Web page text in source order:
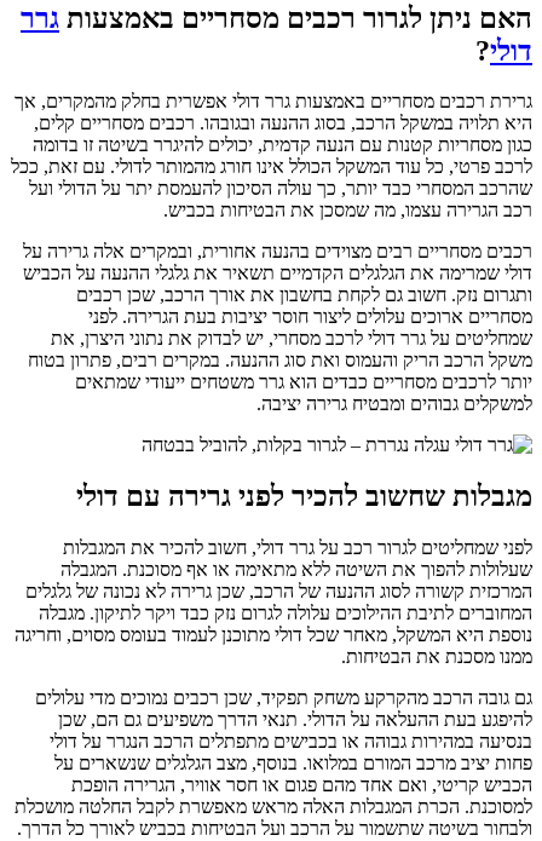
האם ניתן לגרור רכבים מסחריים באמצעות גרר
דולי?
גרירת רכבים מסחריים באמצעות גרר דולי אפשרית בחלק מהמקרים, אך
היא תלויה במשקל הרכב, בסוג ההנעה ובגובהו. רכבים מסחריים קלים,
כגון מסחריות קטנות עם הנעה קדמית, יכולים להיגרר בשיטה זו בדומה
לרכב פרטי, כל עוד המשקל הכולל אינו חורג מהמותר לדולי. עם זאת, ככל
שהרכב המסחרי כבד יותר, כך עולה הסיכון להעמסת יתר על הדולי ועל
רכב הגרירה עצמו, מה שמסכן את הבטיחות בכביש.
רכבים מסחריים רבים מצוידים בהנעה אחורית, ובמקרים אלה גרירה על
דולי שמרימה את הגלגלים הקדמיים תשאיר את גלגלי ההנעה על הכביש
ותגרום נזק. חשוב גם לקחת בחשבון את אורך הרכב, שכן רכבים
מסחריים ארוכים עלולים ליצור חוסר יציבות בעת הגרירה. לפני
שמחליטים על גרר דולי לרכב מסחרי, יש לבדוק את נתוני היצרן, את
משקל הרכב הריק והעמוס ואת סוג ההנעה. במקרים רבים, פתרון בטוח
יותר לרכבים מסחריים כבדים הוא גרר משטחים ייעודי שמתאים
למשקלים גבוהים ומבטיח גרירה יציבה.
מגבלות שחשוב להכיר לפני גרירה עם דולי
לפני שמחליטים לגרור רכב על גרר דולי, חשוב להכיר את המגבלות
שעלולות להפוך את השיטה ללא מתאימה או אף מסוכנת. המגבלה
המרכזית קשורה לסוג ההנעה של הרכב, שכן גרירה לא נכונה של גלגלים
המחוברים לתיבת ההילוכים עלולה לגרום נזק כבד ויקר לתיקון. מגבלה
נוספת היא המשקל, מאחר שכל דולי מתוכנן לעמוד בעומס מסוים, וחריגה
ממנו מסכנת את הבטיחות.
גם גובה הרכב מהקרקע משחק תפקיד, שכן רכבים נמוכים מדי עלולים
להיפגע בעת ההעלאה על הדולי. תנאי הדרך משפיעים גם הם, שכן
בנסיעה במהירות גבוהה או בכבישים מתפתלים הרכב הנגרר על דולי
פחות יציב מרכב המורם במלואו. בנוסף, מצב הגלגלים שנשארים על
הכביש קריטי, ואם אחד מהם פגום או חסר אוויר, הגרירה הופכת
למסוכנת. הכרת המגבלות האלה מראש מאפשרת לקבל החלטה מושכלת
ולבחור בשיטה שתשמור על הרכב ועל הבטיחות בכביש לאורך כל הדרך.